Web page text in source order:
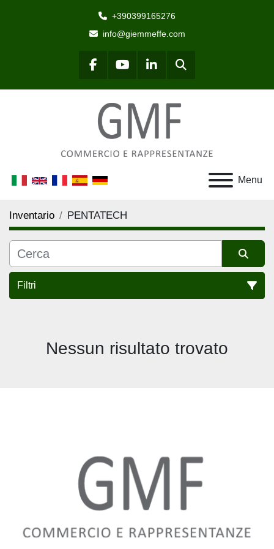
+390399165276
info@giemmeffe.com
facebookyoutubelinkedinCerca
Menu
Inventario PENTATECH
Filtri
Ordina per
Nessun risultato trovato